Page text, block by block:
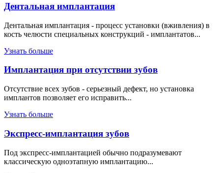
Дентальная имплантация
Дентальная имплантация - процесс установки (вживления) в
кость челюсти специальных конструкций - имплантатов...
Узнать больше
Имплантация при отсутствии зубов
Отсутствие всех зубов - серьезный дефект, но установка
имплантов позволяет его исправить...
Узнать больше
Экспресс-имплантация зубов
Под экспресс-имплантацией обычно подразумевают
классическую одноэтапную имплантацию...